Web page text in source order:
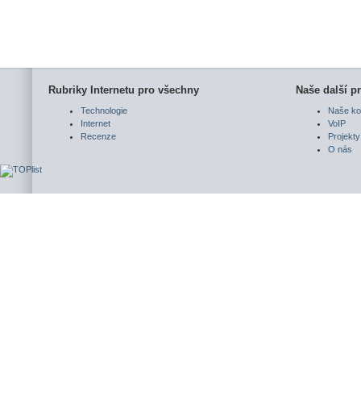
Rubriky Internetu pro všechny
Technologie
Internet
Recenze
Naše další
Naše
VoIP
Projekty
O nás